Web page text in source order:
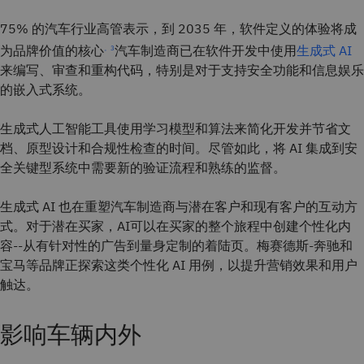
75% 的汽车行业高管表示，到 2035 年，软件定义的体验将成
为品牌价值的核心 。3汽车制造商已在软件开发中使用生成式 AI
来编写、审查和重构代码，特别是对于支持安全功能和信息娱乐
的嵌入式系统。
生成式人工智能工具使用学习模型和算法来简化开发并节省文
档、原型设计和合规性检查的时间。尽管如此，将 AI 集成到安
全关键型系统中需要新的验证流程和熟练的监督。
生成式 AI 也在重塑汽车制造商与潜在客户和现有客户的互动方
式。对于潜在买家，AI可以在买家的整个旅程中创建个性化内
容--从有针对性的广告到量身定制的着陆页。梅赛德斯-奔驰和
宝马等品牌正探索这类个性化 AI 用例，以提升营销效果和用户
触达。
影响车辆内外